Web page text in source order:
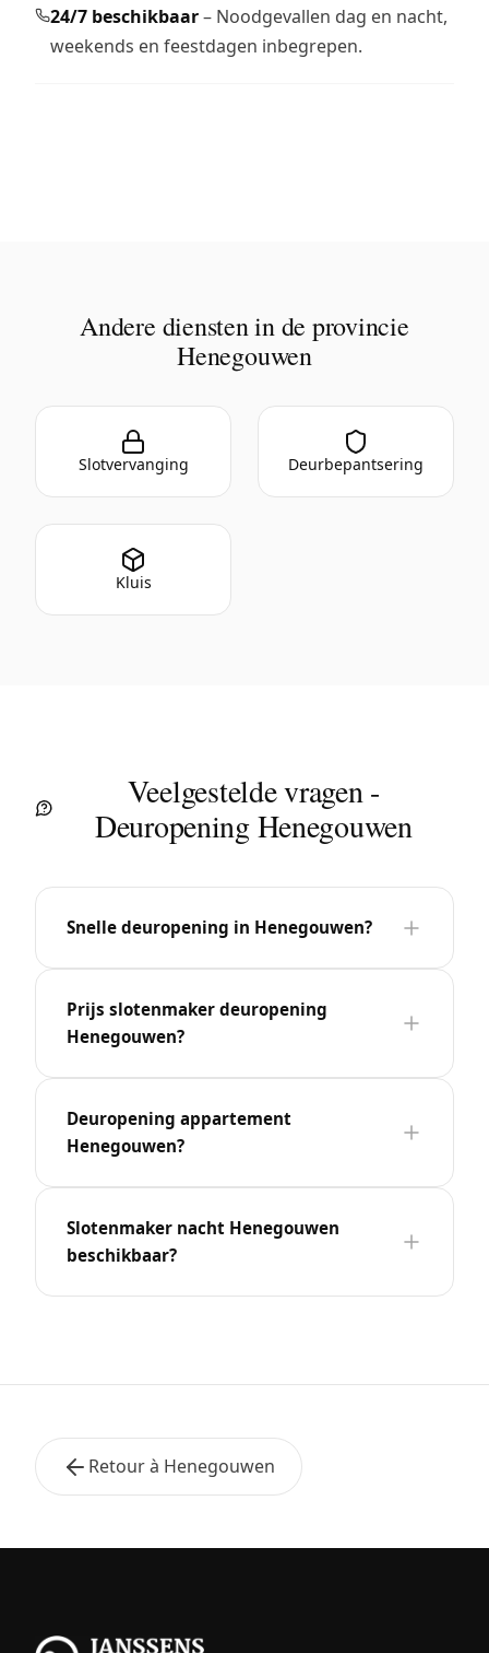
24/7 beschikbaar– Noodgevallen dag en nacht,
weekends en feestdagen inbegrepen.
Andere diensten in de provincie
Henegouwen
Slotvervanging Deurbepantsering
Kluis
Veelgestelde vragen -
Deuropening Henegouwen
Snelle deuropening in Henegouwen?
Prijs slotenmaker deuropening
Henegouwen?
Deuropening appartement
Henegouwen?
Slotenmaker nacht Henegouwen
beschikbaar?
Retour à Henegouwen